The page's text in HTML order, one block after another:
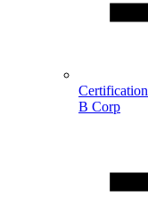
Certification
B Corp